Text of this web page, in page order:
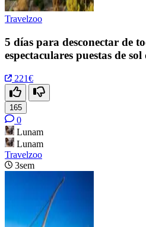
Travelzoo
5 días para desconectar de
espectaculares puestas de sol
221€
165
0
Lunam
Lunam
Travelzoo
3sem